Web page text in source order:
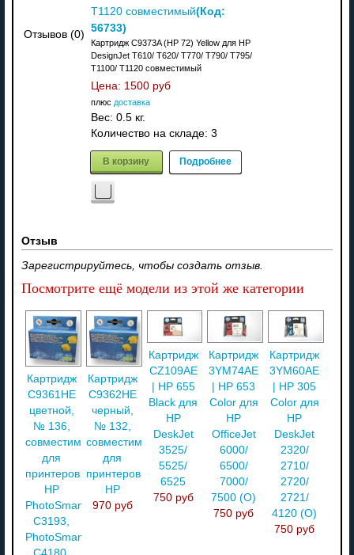
Отзывов (0)
T1120 совместимый(Код:
56733)
Картридж C9373A (HP 72) Yellow для HP
DesignJet T610/ T620/ T770/ T790/ T795/
T1100/ T1120 совместимый
Цена: 1500 руб
плюс доставка
Вес: 0.5 кг.
Количество на складе: 3
В корзину Подробнее
Отзыв
Зарегистрируйтесь, чтобы создать отзыв.
Посмотрите ещё модели из этой же категории
Картридж
C9361HE
цветной,
№ 136,
совместимый
для
принтеров
HP
PhotoSmart
C3193,
PhotoSmart
Картридж
C9362HE
черный,
№ 132,
совместимый
для
принтеров
HP
970 руб
Картридж
CZ109AE
| HP 655
Black для
HP
DeskJet
3525/
5525/
6525
750 руб
Картридж
3YM74AE
| HP 653
Color для
HP
OfficeJet
6000/
6500/
7000/
7500 (O)
750 руб
Картридж
3YM60AE
| HP 305
Color для
HP
DeskJet
2320/
2710/
2720/
2721/
4120 (О)
750 руб